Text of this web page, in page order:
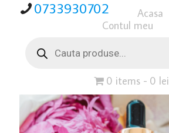
0733930702 Acasa
Contul meu
search
0 items 0 lei